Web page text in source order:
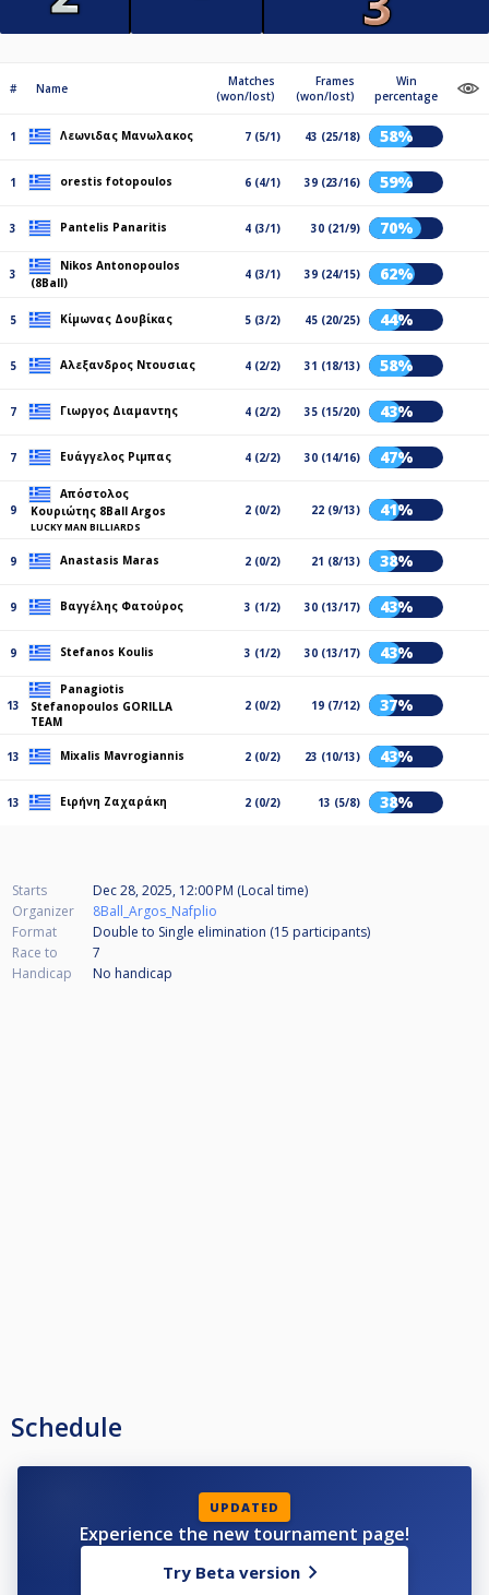
# Name
Matches
(won/lost)
Frames
(won/lost)
Win
percentage
1 Λεωνιδας Μανωλακος 7 (5/1) 43 (25/18) 58%
1 orestis fotopoulos 6 (4/1) 39 (23/16) 59%
3 Pantelis Panaritis 4 (3/1) 30 (21/9) 70%
3
Nikos Antonopoulos
(8Ball)
4 (3/1) 39 (24/15) 62%
5 Κίμωνας Δουβίκας 5 (3/2) 45 (20/25) 44%
5 Αλεξανδρος Ντουσιας 4 (2/2) 31 (18/13) 58%
7 Γιωργος Διαμαντης 4 (2/2) 35 (15/20) 43%
7 Ευάγγελος Ριμπας 4 (2/2) 30 (14/16) 47%
9
Απόστολος
Κουριώτης 8Ball Argos
LUCKY MAN BILLIARDS
2 (0/2) 22 (9/13) 41%
9 Anastasis Maras 2 (0/2) 21 (8/13) 38%
9 Βαγγέλης Φατούρος 3 (1/2) 30 (13/17) 43%
9 Stefanos Koulis 3 (1/2) 30 (13/17) 43%
13
Panagiotis
Stefanopoulos GORILLA
TEAM
2 (0/2) 19 (7/12) 37%
13 Mixalis Mavrogiannis 2 (0/2) 23 (10/13) 43%
13 Ειρήνη Ζαχαράκη 2 (0/2) 13 (5/8) 38%
Starts
Dec 28, 2025, 12:00 PM (Local time)
Organizer
8Ball_Argos_Nafplio
Format
Double to Single elimination (15 participants)
Race to
7
Handicap
No handicap
Schedule
UPDATED
Experience the new tournament page!
Try Beta version